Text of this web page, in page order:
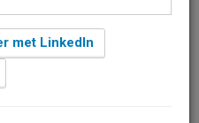
2019 om 10:22
vandaag samen
met LinkedIn